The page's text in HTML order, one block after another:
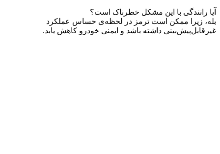
آیا رانندگی با این مشکل خطرناک است؟
بله، زیرا ممکن است ترمز در لحظه‌ی حساس عملکرد
غیرقابل‌پیش‌بینی داشته باشد و ایمنی خودرو کاهش یابد.